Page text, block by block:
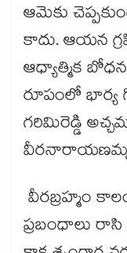
ఆమెకు
కాదు. ఆయన
ఆధ్యాత్మిక
రూపంలో భార్య
గరిమిరెడ్డి
వీరబ్రహ్మం
ప్రబంధాలు రాసి